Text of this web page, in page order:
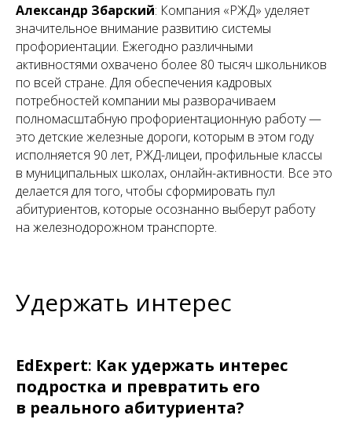
Александр Збарский: Компания «РЖД» уделяет
значительное внимание развитию системы
профориентации. Ежегодно различными
активностями охвачено более 80 тысяч школьников
по всей стране. Для обеспечения кадровых
потребностей компании мы разворачиваем
полномасштабную профориентационную работу —
это детские железные дороги, которым в этом году
исполняется 90 лет, РЖД-лицеи, профильные классы
в муниципальных школах, онлайн-активности. Все это
делается для того, чтобы сформировать пул
абитуриентов, которые осознанно выберут работу
на железнодорожном транспорте.
Удержать интерес
EdExpert: Как удержать интерес
подростка и превратить его
в реального абитуриента?